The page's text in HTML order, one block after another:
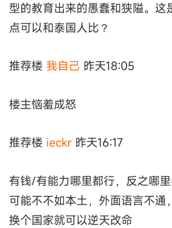
型的教育出来的愚蠢和狭隘。这
点可以和泰国人比？
推荐楼 我自己 昨天18:05
楼主恼羞成怒
推荐楼 ieckr 昨天16:17
有钱/有能力哪里都行，反之哪
可能不不如本土，外面语言不通
换个国家就可以逆天改命